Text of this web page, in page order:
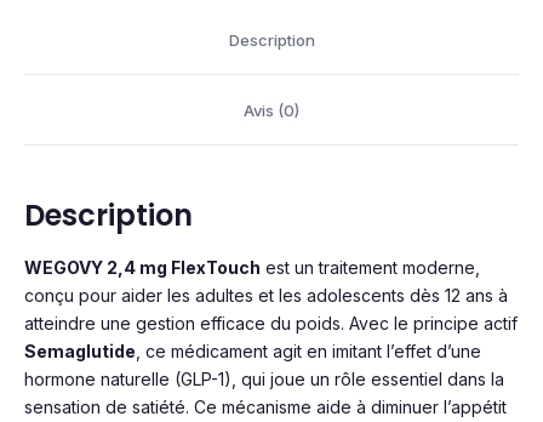
Description
Avis (0)
Description
WEGOVY 2,4 mg FlexTouch est un traitement moderne,
conçu pour aider les adultes et les adolescents dès 12 ans à
atteindre une gestion efficace du poids. Avec le principe actif
Semaglutide , ce médicament agit en imitant l’effet d’une
hormone naturelle (GLP-1), qui joue un rôle essentiel dans la
sensation de satiété. Ce mécanisme aide à diminuer l’appétit